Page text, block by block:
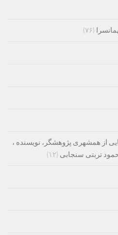
(۷۶)
از همشهری پژوهشگر، نویسنده ،
تربتی سنجابی (۱۲)